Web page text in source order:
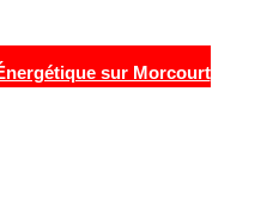
sur Morcourt